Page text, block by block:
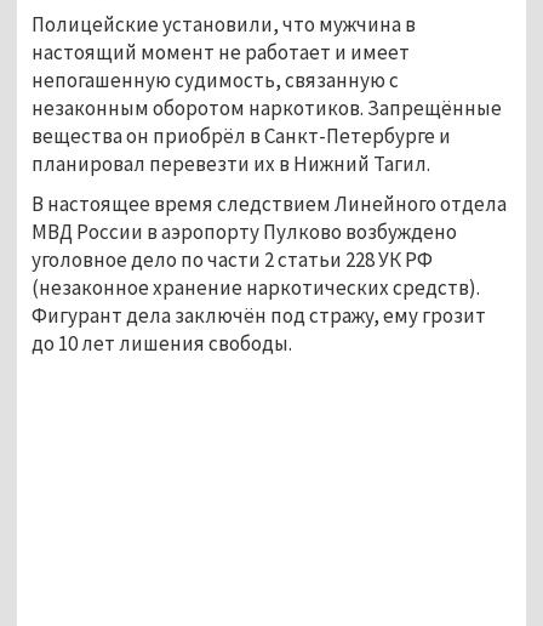
Полицейские установили, что мужчина в
настоящий момент не работает и имеет
непогашенную судимость, связанную с
незаконным оборотом наркотиков. Запрещённые
вещества он приобрёл в Санкт-Петербурге и
планировал перевезти их в Нижний Тагил.
В настоящее время следствием Линейного отдела
МВД России в аэропорту Пулково возбуждено
уголовное дело по части 2 статьи 228 УК РФ
(незаконное хранение наркотических средств).
Фигурант дела заключён под стражу, ему грозит
до 10 лет лишения свободы.